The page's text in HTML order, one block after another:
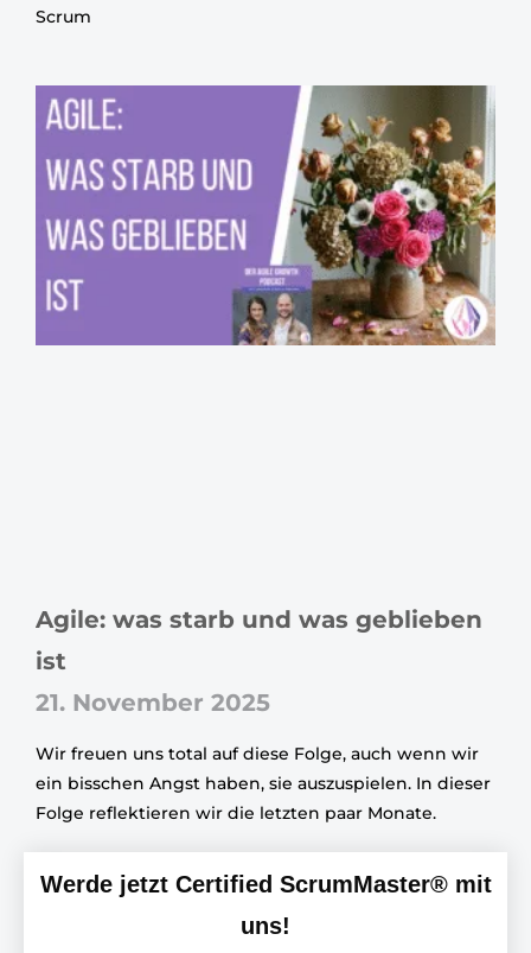
Scrum
Agile: was starb und was geblieben
ist
21. November 2025
Wir freuen uns total auf diese Folge, auch wenn wir
ein bisschen Angst haben, sie auszuspielen. In dieser
Folge reflektieren wir die letzten paar Monate.
Werde jetzt Certified ScrumMaster® mit
uns!